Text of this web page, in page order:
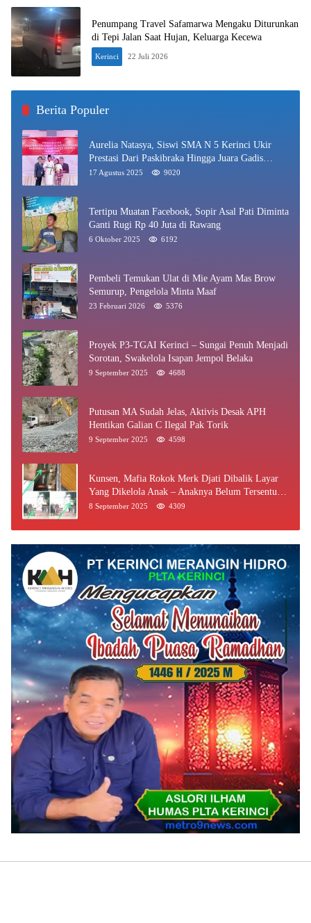
Penumpang Travel Safamarwa Mengaku Diturunkan
di Tepi Jalan Saat Hujan, Keluarga Kecewa
Kerinci 22 Juli 2026
Berita Populer
Aurelia Natasya, Siswi SMA N 5 Kerinci Ukir
Prestasi Dari Paskibraka Hingga Juara Gadis
Kerinci 2025
17 Agustus 2025 9020
Tertipu Muatan Facebook, Sopir Asal Pati Diminta
Ganti Rugi Rp 40 Juta di Rawang
6 Oktober 2025 6192
Pembeli Temukan Ulat di Mie Ayam Mas Brow
Semurup, Pengelola Minta Maaf
23 Februari 2026 5376
Proyek P3-TGAI Kerinci – Sungai Penuh Menjadi
Sorotan, Swakelola Isapan Jempol Belaka
9 September 2025 4688
Putusan MA Sudah Jelas, Aktivis Desak APH
Hentikan Galian C Ilegal Pak Torik
9 September 2025 4598
Kunsen, Mafia Rokok Merk Djati Dibalik Layar
Yang Dikelola Anak – Anaknya Belum Tersentuh
Bea Cukai Jambi
8 September 2025 4309